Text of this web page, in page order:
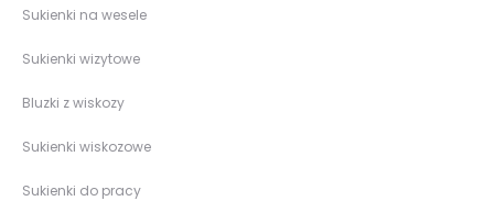
Sukienki na wesele
Sukienki wizytowe
Bluzki z wiskozy
Sukienki wiskozowe
Sukienki do pracy